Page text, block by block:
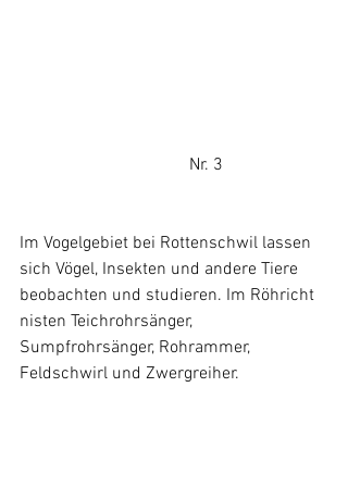
                                       Nr. 3
Im Vogelgebiet bei Rottenschwil lassen
sich Vögel, Insekten und andere Tiere
beobachten und studieren. Im Röhricht
nisten Teichrohrsänger,
Sumpfrohrsänger, Rohrammer,
Feldschwirl und Zwergreiher.